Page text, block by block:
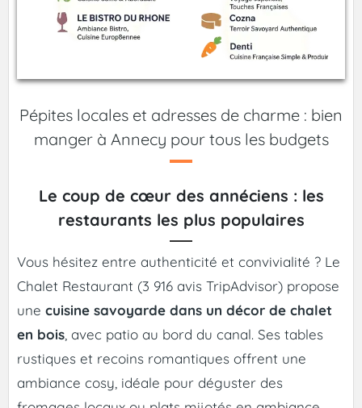
Pépites locales et adresses de charme : bien
manger à Annecy pour tous les budgets
Le coup de cœur des annéciens : les
restaurants les plus populaires
Vous hésitez entre authenticité et convivialité ? Le
Chalet Restaurant (3 916 avis TripAdvisor) propose
une cuisine savoyarde dans un décor de chalet
en bois , avec patio au bord du canal. Ses tables
rustiques et recoins romantiques offrent une
ambiance cosy, idéale pour déguster des